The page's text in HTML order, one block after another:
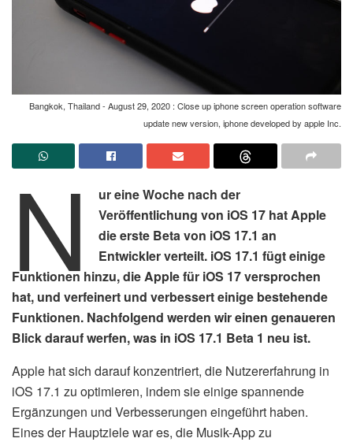
Bangkok, Thailand - August 29, 2020 : Close up iphone screen operation software
update new version, iphone developed by apple Inc.
N
ur eine Woche nach der
Veröffentlichung von iOS 17 hat Apple
die erste Beta von iOS 17.1 an
Entwickler verteilt. iOS 17.1 fügt einige
Funktionen hinzu, die Apple für iOS 17 versprochen
hat, und verfeinert und verbessert einige bestehende
Funktionen. Nachfolgend werden wir einen genaueren
Blick darauf werfen, was in iOS 17.1 Beta 1 neu ist.
Apple hat sich darauf konzentriert, die Nutzererfahrung in
iOS 17.1 zu optimieren, indem sie einige spannende
Ergänzungen und Verbesserungen eingeführt haben.
Eines der Hauptziele war es, die Musik-App zu